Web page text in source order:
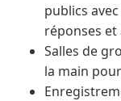
publics
réponses et
Salles de
la main